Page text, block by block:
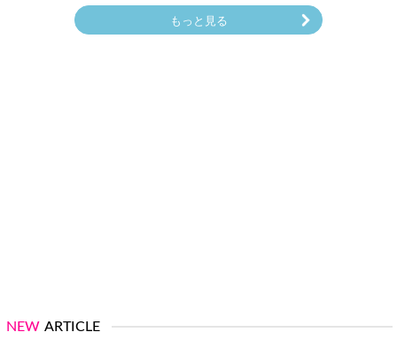
もっと見る
NEW ARTICLE